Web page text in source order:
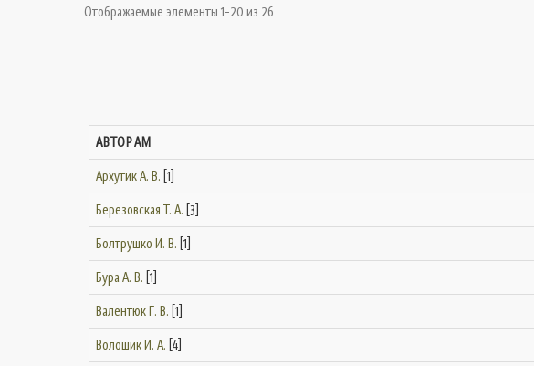
Отображаемые элементы 1-20 из 26
АВТОРАМ
Архутик А. В. [1]
Березовская Т. А. [3]
Болтрушко И. В. [1]
Бура А. В. [1]
Валентюк Г. В. [1]
Волошик И. А. [4]